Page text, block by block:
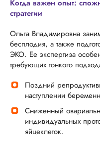
Когда важен опыт:
стратегии
Ольга Владимировна
бесплодия, а также
ЭКО. Ее экспертиза
требующих тонкого
Поздний
наступлении
Сниженный
индивидуальных
яйцеклеток.